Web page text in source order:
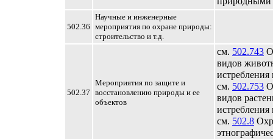
502.36
Научные и инженерные
мероприятия по охране природы:
cтроительство и т.д.
502.37
Мероприятия по защите и
восстановлению природы и ее
объектов
см. 502.743
видов
истребления
см. 502.753
видов
истребления
см. 502.8